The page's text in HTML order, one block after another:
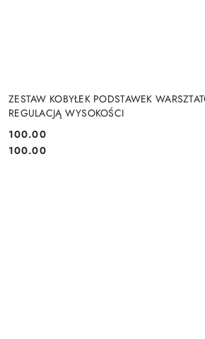
ZESTAW KOBYŁEK PODSTAWEK
REGULACJĄ WYSOKOŚCI
Cena:
100.00
Cena:
100.00